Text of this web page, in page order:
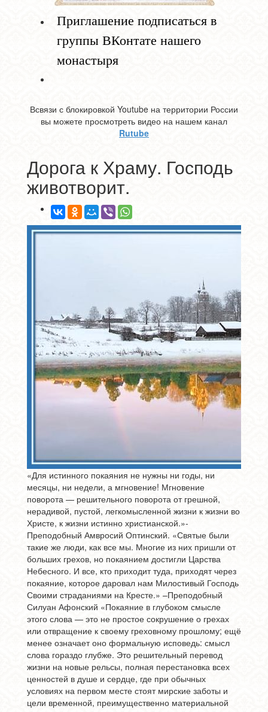
Приглашение подписаться в
группы ВКонтате нашего
монастыря
Всвязи с блокировкой Youtube на территории России
вы можете просмотреть видео на нашем канал
Rutube
Дорога к Храму. Господь
животворит.
«Для истинного покаяния не нужны ни годы, ни
месяцы, ни недели, а мгновение! Мгновение
поворота — решительного поворота от грешной,
нерадивой, пустой, легкомысленной жизни к жизни во
Христе, к жизни истинно христианской.»-
Преподобный Амвросий Оптинский. «Святые были
такие же люди, как все мы. Многие из них пришли от
больших грехов, но покаянием достигли Царства
Небесного. И все, кто приходит туда, приходят через
покаяние, которое даровал нам Милостивый Господь
Своими страданиями на Кресте.» –Преподобный
Силуан Афонский «Покаяние в глубоком смысле
этого слова — это не простое сокрушение о грехах
или отвращение к своему греховному прошлому; ещё
менее означает оно формальную исповедь: смысл
слова гораздо глубже. Это решительный перевод
жизни на новые рельсы, полная перестановка всех
ценностей в душе и сердце, где при обычных
условиях на первом месте стоят мирские заботы и
цели временной, преимущественно материальной